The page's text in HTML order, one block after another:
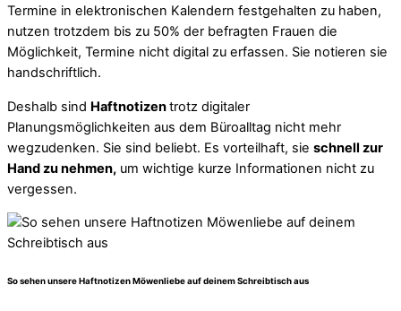
Termine in elektronischen Kalendern festgehalten zu haben,
nutzen trotzdem bis zu 50% der befragten Frauen die
Möglichkeit, Termine nicht digital zu erfassen. Sie notieren sie
handschriftlich.
Deshalb sind Haftnotizentrotz digitaler
Planungsmöglichkeiten aus dem Büroalltag nicht mehr
wegzudenken. Sie sind beliebt. Es vorteilhaft, sie schnell zur
Hand zu nehmen, um wichtige kurze Informationen nicht zu
vergessen.
So sehen unsere Haftnotizen Möwenliebe auf deinem Schreibtisch aus